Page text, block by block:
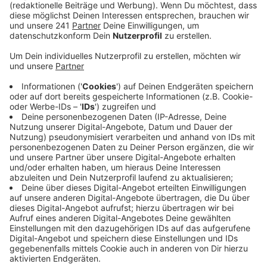
GTA 6 wird wahrscheinlich das bisher
teuerste Videospiel der Geschichte
Anzeige
Mit Produktionskosten in Milliardenhöhe wird es das
teuerste Spiel der Geschichte. Am 19. November
kommt es raus, aber vorbestellen kann man es schon
jetzt.
Anzeige